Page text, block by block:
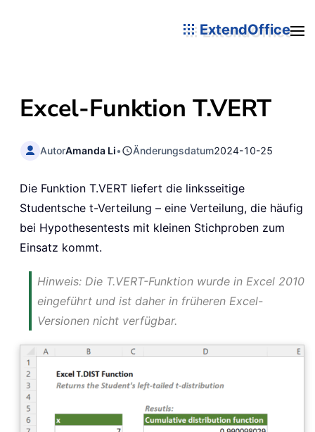
ExtendOffice
Excel-Funktion T.VERT
AutorAmanda Li• Änderungsdatum2024-10-25
Die Funktion T.VERT liefert die linksseitige
Studentsche t-Verteilung – eine Verteilung, die häufig
bei Hypothesentests mit kleinen Stichproben zum
Einsatz kommt.
Hinweis: Die T.VERT-Funktion wurde in Excel 2010
eingeführt und ist daher in früheren Excel-
Versionen nicht verfügbar.